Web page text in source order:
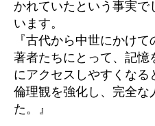
かれていたという事実で
います。
『古代から中世にかけ
著者たちにとって、記憶
にアクセスしやすくな
倫理観を強化し、完全な
た。』